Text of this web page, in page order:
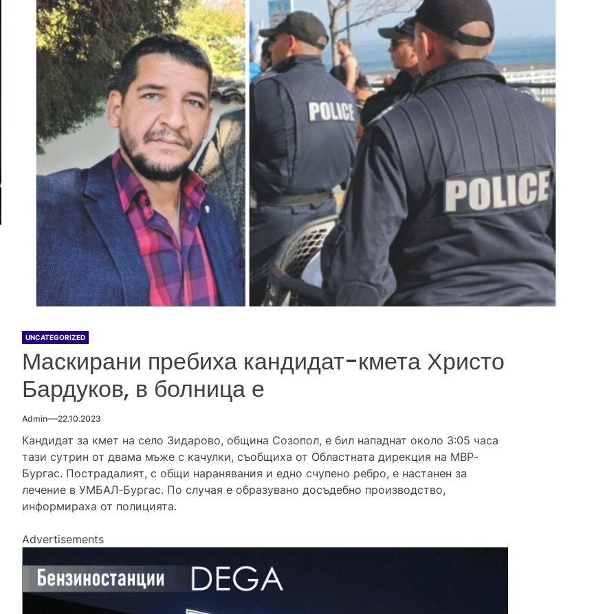
UNCATEGORIZED
Маскирани пребиха кандидат-кмета Христо
Бардуков, в болница е
Admin 22.10.2023
Кандидат за кмет на село Зидарово, община Созопол, е бил нападнат около 3:05 часа
тази сутрин от двама мъже с качулки, съобщиха от Областната дирекция на МВР-
Бургас. Пострадалият, с общи наранявания и едно счупено ребро, е настанен за
лечение в УМБАЛ-Бургас. По случая е образувано досъдебно производство,
информираха от полицията.
Advertisements